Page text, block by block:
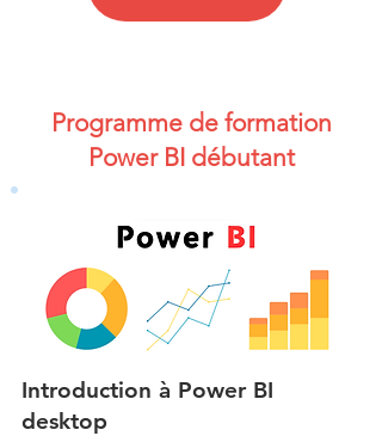
Programme de formation​​
Power BI débutant
Introduction à Power BI
desktop